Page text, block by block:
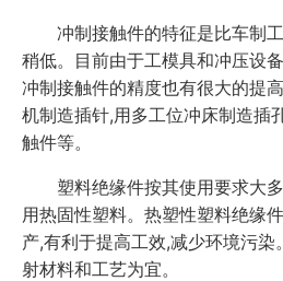
冲制接触件的特征是比车制
稍低。目前由于工模具和冲压设
冲制接触件的精度也有很大的提
机制造插针,用多工位冲床制造插
触件等。
塑料绝缘件按其使用要求大
用热固性塑料。热塑性塑料绝缘
产,有利于提高工效,减少环境污
射材料和工艺为宜。